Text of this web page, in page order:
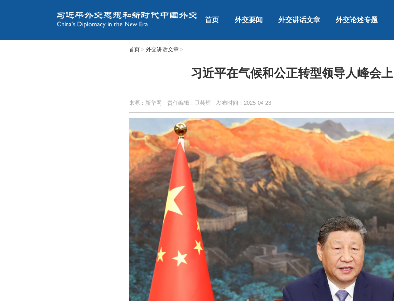
首页 外交要闻 外交讲话文章 外交论述专题
首页> 外交讲话文章>
习近平在气候和公正转型领导人峰会上
来源：新华网 责任编辑：卫芸辉 发布时间： 2025-04-23